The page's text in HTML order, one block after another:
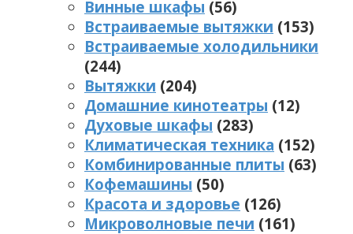
Винные шкафы (56)
Встраиваемые вытяжки (153)
Встраиваемые холодильники
(244)
Вытяжки (204)
Домашние кинотеатры (12)
Духовые шкафы (283)
Климатическая техника (152)
Комбинированные плиты (63)
Кофемашины (50)
Красота и здоровье (126)
Микроволновые печи (161)